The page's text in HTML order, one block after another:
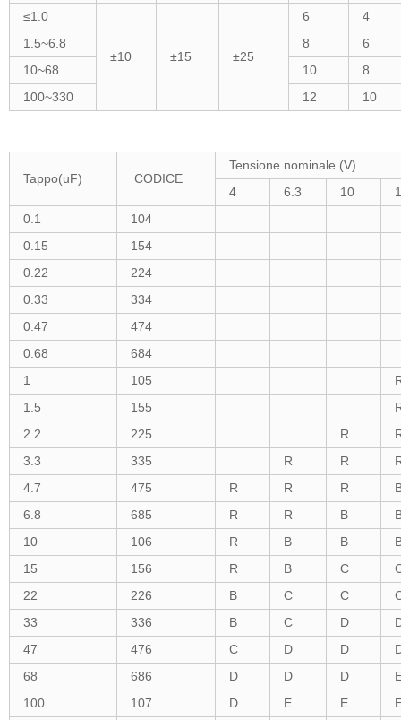
≤1.0
±10 ±15 ±25
6
4
1.5~6.8
8
6
10~68
10
8
100~330
12 10
Tappo(uF) CODICE
Tensione nominale (V)
4
6.3 10
0.1
104
0.15
154
0.22
224
0.33
334
0.47
474
0.68
684
1
105
1.5
155
2.2
225 R
3.3
335 R R
4.7
475 R R R
6.8
685 R R B
10
106 R B B
15
156 R B C
22
226 B C C
33
336 B C D
47
476 C D D
68
686 D D D
100
107 D E E